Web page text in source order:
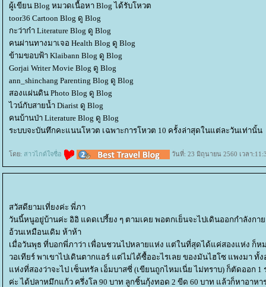
ผู้เขียน Blog หมวดเนื้อหา Blog ได้รับโหวต
toor36 Cartoon Blog ดู Blog
กะว่าก๋า Literature Blog ดู Blog
คนผ่านทางมาเจอ Health Blog ดู Blog
ข้ามขอบฟ้า Klaibann Blog ดู Blog
Gorjai Writer Movie Blog ดู Blog
ann_shinchang Parenting Blog ดู Blog
สองแผ่นดิน Photo Blog ดู Blog
ไวน์กับสายน้ำ Diarist ดู Blog
คนบ้านป่า Literature Blog ดู Blog
ระบบจะบันทึกคะแนนโหวต เฉพาะการโหวต 10 ครั้งล่าสุดในแต่ละวันเท่านั้น
ดย: สาวไกด์ใจซื่อ วันที่: 23 มิถุนายน 2560 เวลา
สวัสดียามเที่ยงค่ะ พี่ภา
วันนี้หนูอยู่บ้านค่ะ อิอิ แดดเปรี้ยง ๆ ตามเคย พอตกเย็นจะไปเดินออกกำลังก
อ้วนเหมือนเดิม ห้าห้า
เมื่อวันพุธ ที่บอกพี่ภาว่า เพื่อนชวนไปหลายแห่ง แต่ในที่สุดได้แค่สองแห่ง ก็ห
วอเทียร์ พาเขาไปเดินตากแอร์ แต่ไม่ได้ซื้ออะไรเลย ของมันไฮโซ แพงมา ทั้
ห่งที่สองว่าจะไป เซ็นทรัล เอ็มบาสซี่ (เขียนถูกไหมเนี่ย ไม่ทราบ) ก็ตัดออก 1
ค่ะ ได้ปลาหมึกแก้ว ครึ่งโล 90 บาท ลูกชิ้นกุ้งทอด 2 ขีด 60 บาท แล้วก็หาอา